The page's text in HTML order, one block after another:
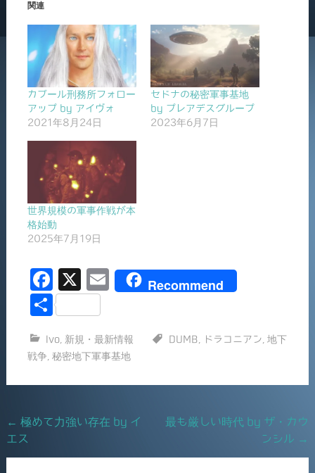
関連
カブール刑務所フォロー
アップ by アイヴォ
2021年8月24日
セドナの秘密軍事基地
by プレアデスグループ
2023年6月7日
世界規模の軍事作戦が本
格始動
2025年7月19日
F
a
e
o
o
X
E
l
Recommend
共
Ivo, 新規・最新情報 DUMB ドラコニアン 地下
戦争 秘密地下軍事基地
Post
navigation
← 極めて力強い存在 by イ
エス
最も厳しい時代 by ザ・カウ
ンシル →